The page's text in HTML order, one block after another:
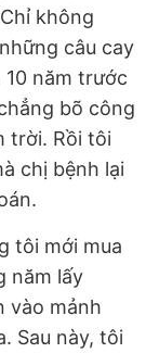
không
câu cay
10 năm trước
bõ công
trời. Rồi tôi
chị bệnh lại
tôi mới mua
năm lấy
vào mảnh
Sau này, tôi